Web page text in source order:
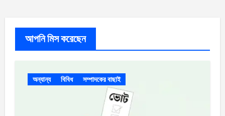
আপনি মিস করেছেন
অন্যান্য বিবিধ সম্পাদকের বাছাই